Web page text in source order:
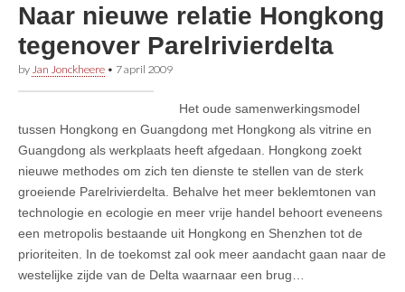
Naar nieuwe relatie Hongkong
tegenover Parelrivierdelta
by Jan Jonckheere • 7 april 2009
Het oude samenwerkingsmodel
tussen Hongkong en Guangdong met Hongkong als vitrine en
Guangdong als werkplaats heeft afgedaan. Hongkong zoekt
nieuwe methodes om zich ten dienste te stellen van de sterk
groeiende Parelrivierdelta. Behalve het meer beklemtonen van
technologie en ecologie en meer vrije handel behoort eveneens
een metropolis bestaande uit Hongkong en Shenzhen tot de
prioriteiten. In de toekomst zal ook meer aandacht gaan naar de
westelijke zijde van de Delta waarnaar een brug…